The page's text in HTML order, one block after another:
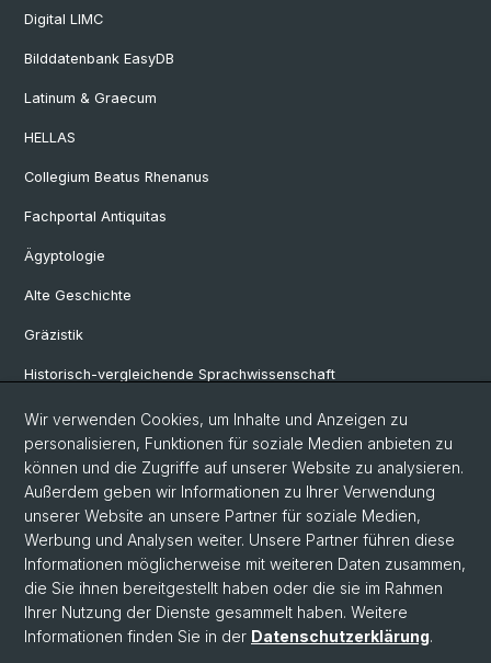
Digital LIMC
Bilddatenbank EasyDB
Latinum & Graecum
HELLAS
Collegium Beatus Rhenanus
Fachportal Antiquitas
Ägyptologie
Alte Geschichte
Gräzistik
Historisch-vergleichende Sprachwissenschaft
Klassische Archäologie
Latinistik
Ur- und Frühgeschichtliche und Provinzialrömische Archäologie
Vindonissa-Professur
© Universität Basel
Philosophisch-Historische Fakultät
Wir verwenden Cookies, um Inhalte und Anzeigen zu
personalisieren, Funktionen für soziale Medien anbieten zu
können und die Zugriffe auf unserer Website zu analysieren.
Außerdem geben wir Informationen zu Ihrer Verwendung
unserer Website an unsere Partner für soziale Medien,
Werbung und Analysen weiter. Unsere Partner führen diese
Informationen möglicherweise mit weiteren Daten zusammen,
die Sie ihnen bereitgestellt haben oder die sie im Rahmen
Ihrer Nutzung der Dienste gesammelt haben. Weitere
Informationen finden Sie in der Datenschutzerklärung.